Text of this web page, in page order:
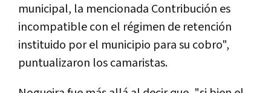
municipal, la mencionada Contribución es
incompatible con el régimen de retención
instituido por el municipio para su cobro",
puntualizaron los camaristas.